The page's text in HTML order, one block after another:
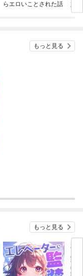
らエロいことされた話
婚
歳
もっと見る
もっと見る